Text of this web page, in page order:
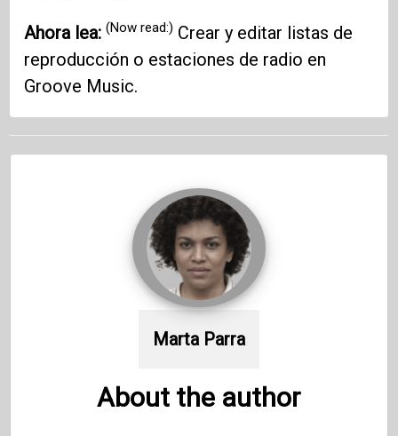
Ahora lea:(Now read:) Crear y editar listas de
reproducción o estaciones de radio en
Groove Music.
Marta Parra
About the author